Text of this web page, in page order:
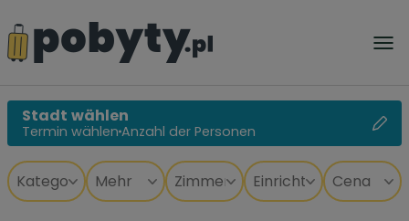
Stadt wählen
Termin wählen Anzahl der Personen